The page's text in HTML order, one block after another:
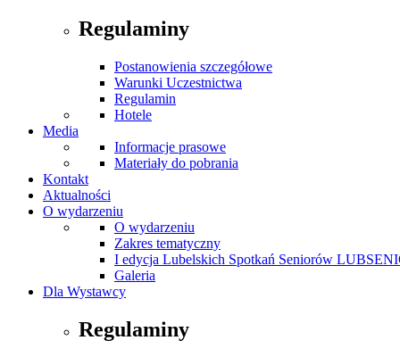
Regulaminy
Postanowienia szczegółowe
Warunki Uczestnictwa
Regulamin
Hotele
Media
Informacje prasowe
Materiały do pobrania
Kontakt
Aktualności
O wydarzeniu
O wydarzeniu
Zakres tematyczny
I edycja Lubelskich Spotkań Seniorów
Galeria
Dla Wystawcy
Regulaminy